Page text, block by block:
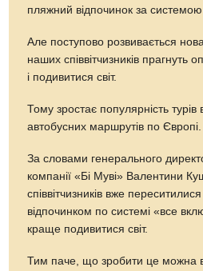
пляжний відпочинок за
Але поступово розвивається
наших співвітчизників прагнуть
і подивитися світ.
Тому зростає популярність турів
автобусних маршрутів по Європі.
За словами генерального
компанії «Бі Муві» Валентини
співвітчизників вже
відпочинком по системі «все
краще подивитися світ.
Тим паче, що зробити це можна